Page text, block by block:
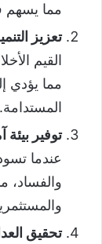
مما يسهم
تعزيز
القيم
مما يؤدي
المستدامة.
توفير بيئة
عندما
والفساد،
تحقيق